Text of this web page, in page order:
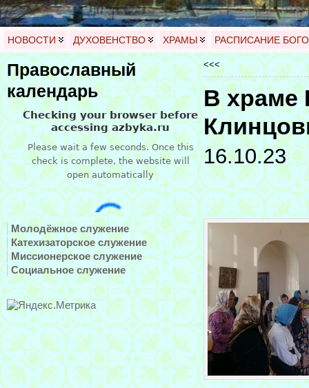
НОВОСТИ ДУХОВЕНСТВО ХРАМЫ РАСПИСАНИЕ
Православный
календарь
Молодёжное служение
Катехизаторское служение
Миссионерское служение
Социальное служение
<<<
В храме
16.10.23